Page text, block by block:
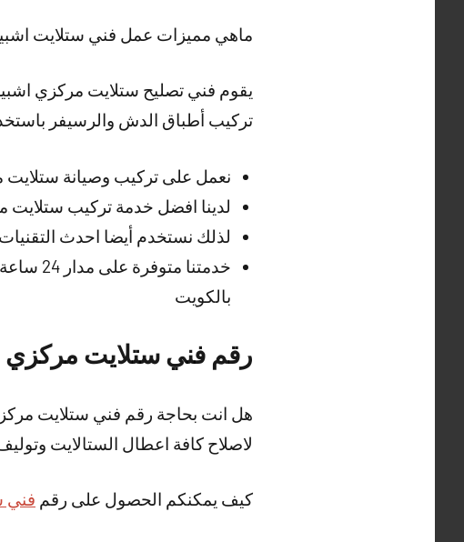
ماهي مميزات عمل فني ستلايت
يقوم فني تصليح ستلايت مركزي
تركيب أطباق الدش والرسيفر
نعمل على تركيب وصيانة
لدينا افضل خدمة تركيب
لذلك نستخدم أيضا احدث
بالكويت
رقم فني ستلايت مركزي
هل انت بحاجة رقم فني ستلايت
لاصلاح كافة اعطال الستالايت
كيف يمكنكم الحصول على رقم فني